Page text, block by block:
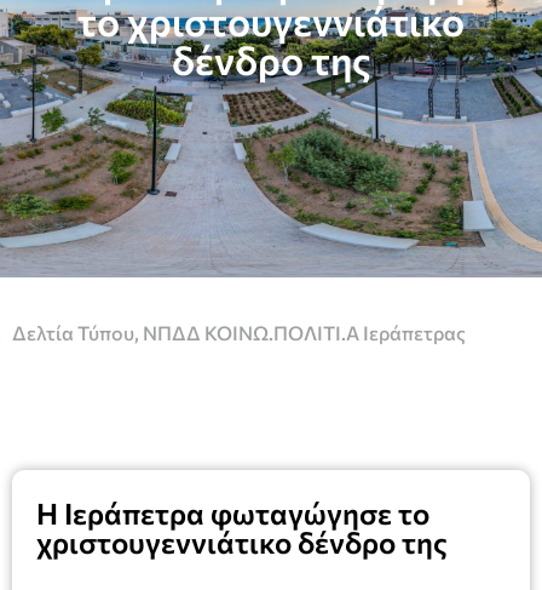
το χριστουγεννιάτικο
δένδρο της
Δελτία Τύπου ΝΠΔΔ ΚΟΙΝΩ.ΠΟΛΙΤΙ.Α Ιεράπετρας
Η Ιεράπετρα φωταγώγησε το
χριστουγεννιάτικο δένδρο της